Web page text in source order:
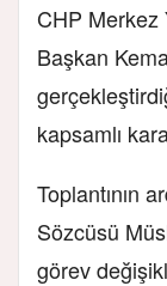
CHP Merkez
Başkan
kapsamlı
Toplantının
Sözcüsü
görev